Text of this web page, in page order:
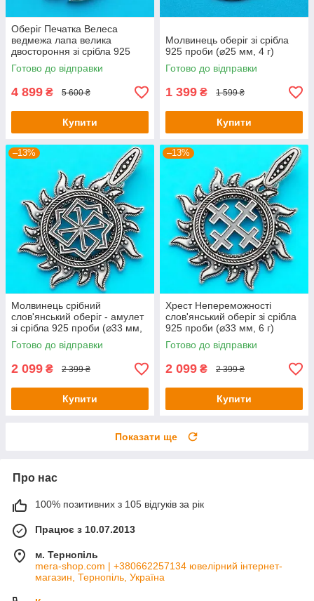
Оберіг Печатка Велеса
ведмежа лапа велика
двостороння зі срібла 925
проби (48х30 мм, 14г)
Готово до відправки
4 899 ₴ 5 600 ₴
Купити
Молвинець оберіг зі срібла
925 проби (⌀25 мм, 4 г)
Готово до відправки
1 399 ₴ 1 599 ₴
Купити
–13%
Молвинець срібний
слов'янський оберіг - амулет
зі срібла 925 проби (⌀33 мм,
6 г)
Готово до відправки
2 099 ₴ 2 399 ₴
Купити
–13%
Хрест Непереможності
слов'янський оберіг зі срібла
925 проби (⌀33 мм, 6 г)
Готово до відправки
2 099 ₴ 2 399 ₴
Купити
Показати ще
Про нас
100% позитивних з 105 відгуків за рік
Працює з 10.07.2013
м. Тернопіль
mera-shop.com | +380662257134 ювелірний інтернет-
магазин, Тернопіль, Україна